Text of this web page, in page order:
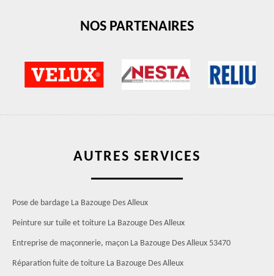
NOS PARTENAIRES
AUTRES SERVICES
Pose de bardage La Bazouge Des Alleux
Peinture sur tuile et toiture La Bazouge Des Alleux
Entreprise de maçonnerie, maçon La Bazouge Des Alleux 53470
Réparation fuite de toiture La Bazouge Des Alleux